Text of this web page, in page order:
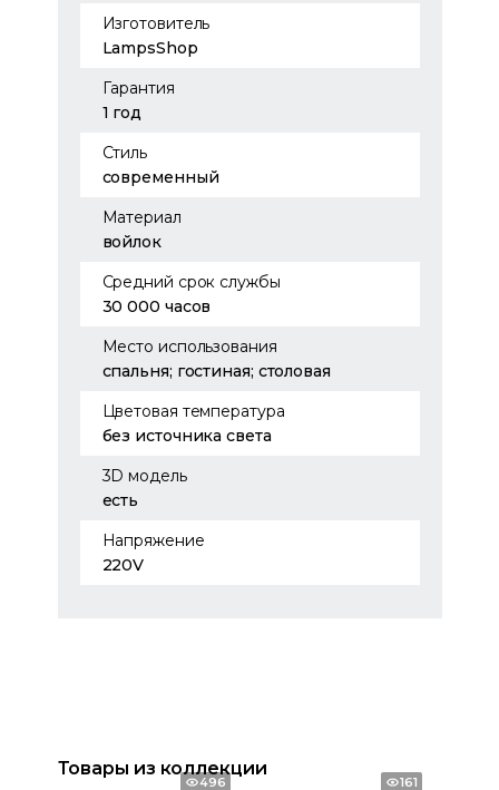
Изготовитель
LampsShop
Гарантия
1 год
Стиль
современный
Материал
войлок
Средний срок службы
30 000 часов
Место использования
спальня; гостиная; столовая
Цветовая температура
без источника света
3D модель
есть
Напряжение
220V
Товары из коллекции
496 161